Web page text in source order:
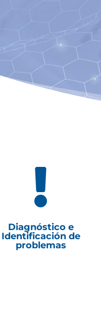

Diagnóstico e
Identificación de
problemas